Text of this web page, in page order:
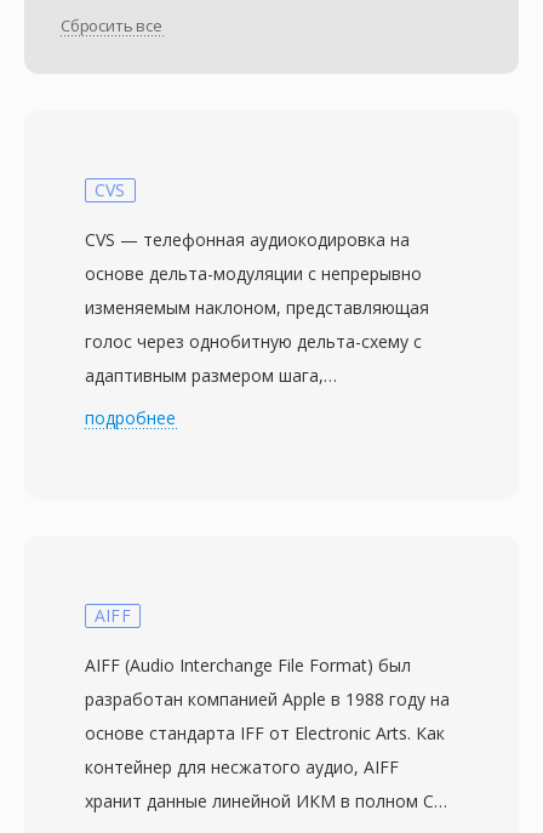
Сбросить все
CVS
CVS — телефонная аудиокодировка на
основе дельта-модуляции с непрерывно
изменяемым наклоном, представляющая
голос через однобитную дельта-схему с
адаптивным размером шага,
отслеживающим амплитуду входного
наклона регулируется на основе недавних
обеспечивает чрезвычайно низкие
битрейты, обычно 16 кбит/с при частоте
дискретизации 8 кГц, что эффективно для
узкополосной речи по ограниченным
каналам. CVS-файлы хранят данные в виде
подробнее
AIFF
AIFF (Audio Interchange File Format) был
разработан компанией Apple в 1988 году на
основе стандарта IFF от Electronic Arts. Как
контейнер для несжатого аудио, AIFF
хранит данные линейной ИКМ в полном CD-